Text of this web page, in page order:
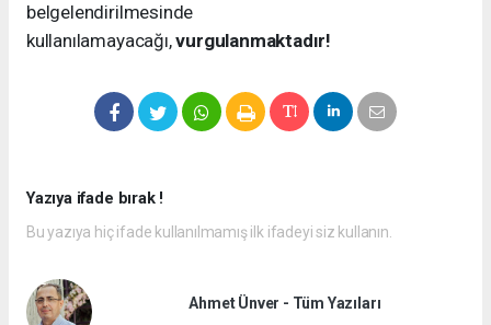
belgelendirilmesinde
kullanılamayacağı,vurgulanmaktadır!
Yazıya ifade bırak !
Bu yazıya hiç ifade kullanılmamış ilk ifadeyi siz kullanın.
Ahmet Ünver - Tüm Yazıları